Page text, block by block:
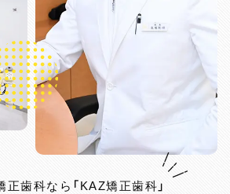
正歯科なら「KAZ矯正歯科」